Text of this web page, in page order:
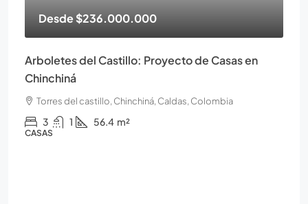
Desde$236.000.000
Arboletes del Castillo: Proyecto de Casas en
Chinchiná
Torres del castillo, Chinchiná, Caldas, Colombia
3 1 56.4 m²
CASAS